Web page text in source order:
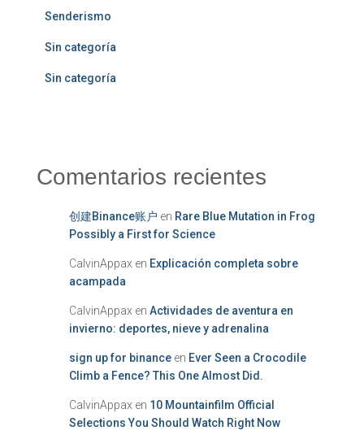
Senderismo
Sin categoría
Sin categoría
Comentarios recientes
创建Binance账户 en Rare Blue Mutation in Frog
Possibly a First for Science
CalvinAppax en Explicación completa sobre
acampada
CalvinAppax en Actividades de aventura en
invierno: deportes, nieve y adrenalina
sign up for binance en Ever Seen a Crocodile
Climb a Fence? This One Almost Did.
CalvinAppax en 10 Mountainfilm Official
Selections You Should Watch Right Now